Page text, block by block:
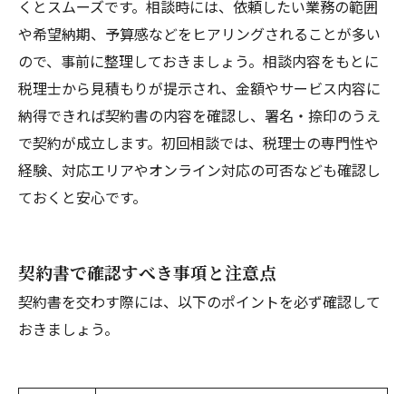
くとスムーズです。相談時には、依頼したい業務の範囲
や希望納期、予算感などをヒアリングされることが多い
ので、事前に整理しておきましょう。相談内容をもとに
税理士から見積もりが提示され、金額やサービス内容に
納得できれば契約書の内容を確認し、署名・捺印のうえ
で契約が成立します。初回相談では、税理士の専門性や
経験、対応エリアやオンライン対応の可否なども確認し
ておくと安心です。
契約書で確認すべき事項と注意点
契約書を交わす際には、以下のポイントを必ず確認して
おきましょう。